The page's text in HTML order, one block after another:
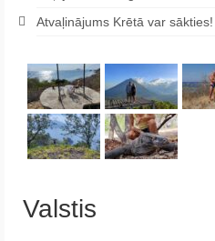
Atvaļinājums Krētā var sākties!
Valstis